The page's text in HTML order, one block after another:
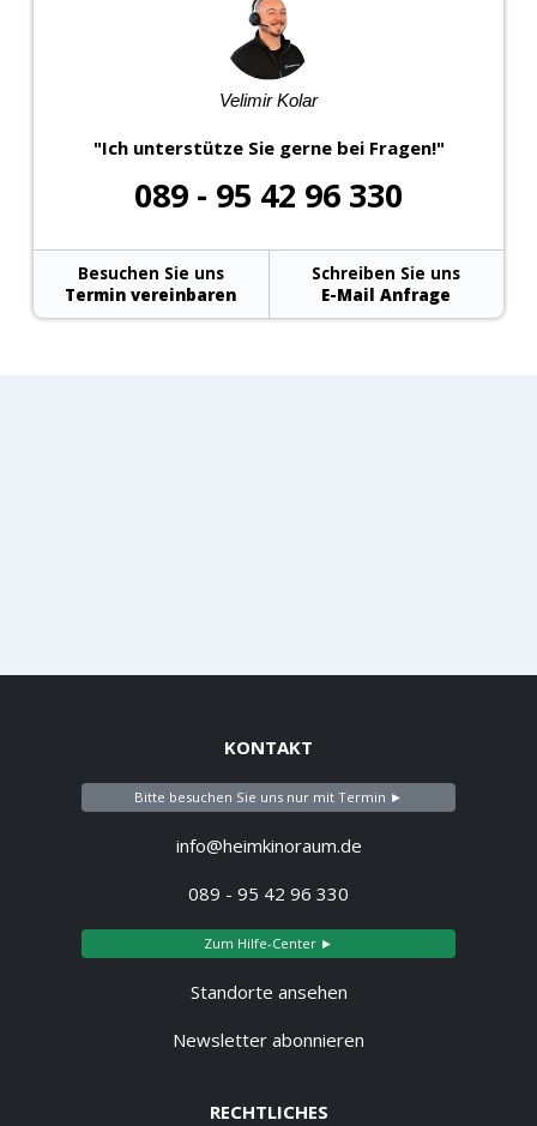
Velimir Kolar
"Ich unterstütze Sie gerne bei Fragen!"
089 - 95 42 96 330
Besuchen Sie uns
Termin vereinbaren
Schreiben Sie uns
E-Mail Anfrage
KONTAKT
Bitte besuchen Sie uns nur mit Termin ►
info@heimkinoraum.de
089 - 95 42 96 330
Zum Hilfe-Center ►
Standorte ansehen
Newsletter abonnieren
RECHTLICHES